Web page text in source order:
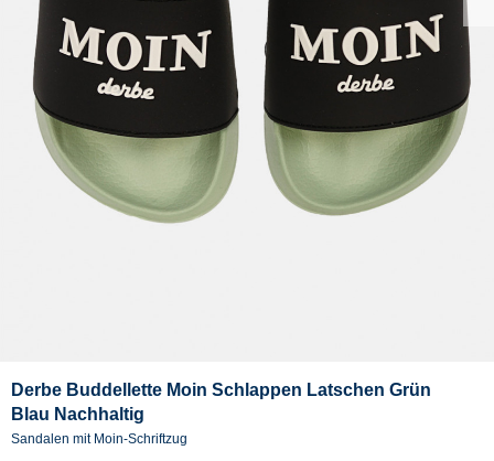
Derbe Buddellette Moin Schlappen Latschen Grün
Blau Nachhaltig
Sandalen mit Moin-Schriftzug